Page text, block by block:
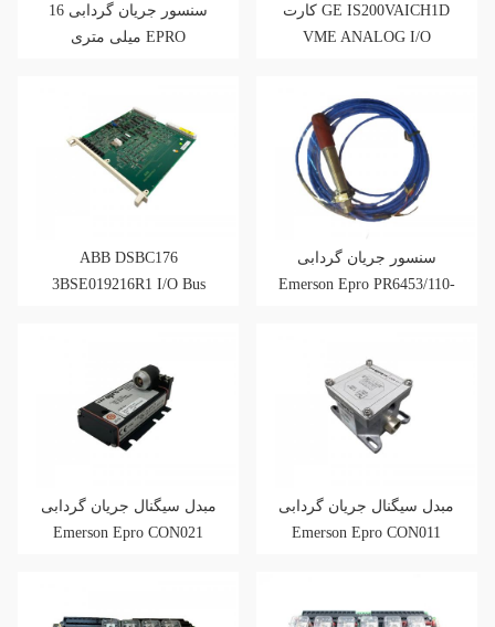
سنسور جریان گردابی 16
میلی متری EPRO
کارت GE IS200VAICH1D
VME ANALOG I/O
ABB DSBC176
3BSE019216R1 I/O Bus
سنسور جریان گردابی
Emerson Epro PR6453/110-
مبدل سیگنال جریان گردابی
Emerson Epro CON021
مبدل سیگنال جریان گردابی
Emerson Epro CON011